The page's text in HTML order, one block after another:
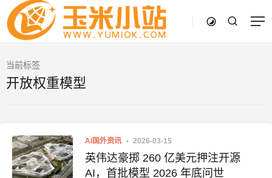
当前标签
开放权重模型
AI国外资讯 2026-03-15
英伟达豪掷 260 亿美元押注开源
AI，首批模型 2026 年底问世